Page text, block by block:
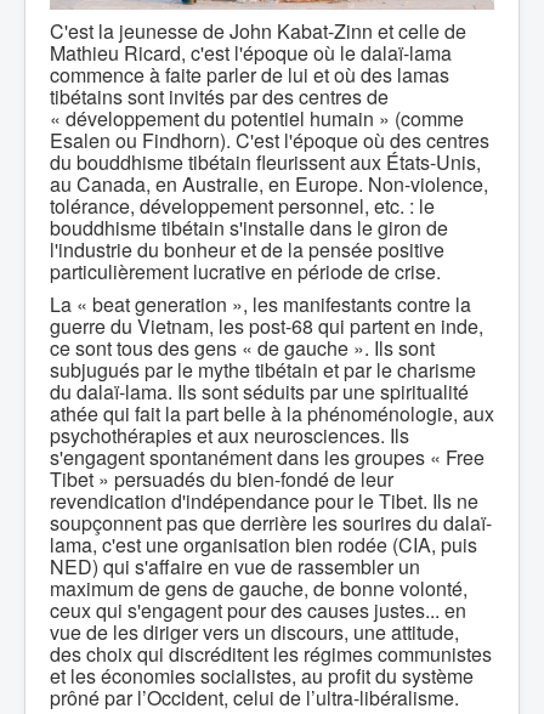
C'est la jeunesse de John Kabat-Zinn et celle de
Mathieu Ricard, c'est l'époque où le dalaï-lama
commence à faite parler de lui et où des lamas
tibétains sont invités par des centres de
« développement du potentiel humain » (comme
Esalen ou Findhorn). C'est l'époque où des centres
du bouddhisme tibétain fleurissent aux États-Unis,
au Canada, en Australie, en Europe. Non-violence,
tolérance, développement personnel, etc. : le
bouddhisme tibétain s'installe dans le giron de
l'industrie du bonheur et de la pensée positive
particulièrement lucrative en période de crise.
La « beat generation », les manifestants contre la
guerre du Vietnam, les post-68 qui partent en inde,
ce sont tous des gens « de gauche ». Ils sont
subjugués par le mythe tibétain et par le charisme
du dalaï-lama. Ils sont séduits par une spiritualité
athée qui fait la part belle à la phénoménologie, aux
psychothérapies et aux neurosciences. Ils
s'engagent spontanément dans les groupes « Free
Tibet » persuadés du bien-fondé de leur
revendication d'indépendance pour le Tibet. Ils ne
soupçonnent pas que derrière les sourires du dalaï-
lama, c'est une organisation bien rodée (CIA, puis
NED) qui s'affaire en vue de rassembler un
maximum de gens de gauche, de bonne volonté,
ceux qui s'engagent pour des causes justes... en
vue de les diriger vers un discours, une attitude,
des choix qui discréditent les régimes communistes
et les économies socialistes, au profit du système
prôné par l’Occident, celui de l’ultra-libéralisme.